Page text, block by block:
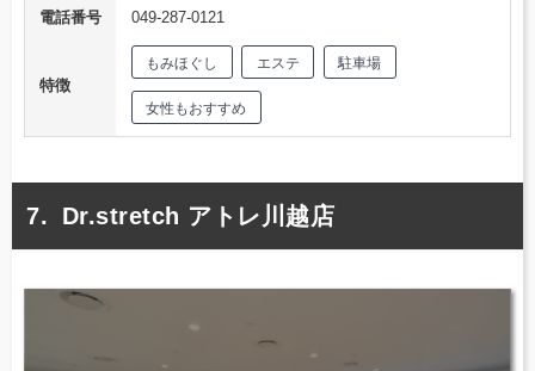
電話番号
049-287-0121
特徴
もみほぐし エステ 駐車場
女性もおすすめ
Dr.stretch アトレ川越店